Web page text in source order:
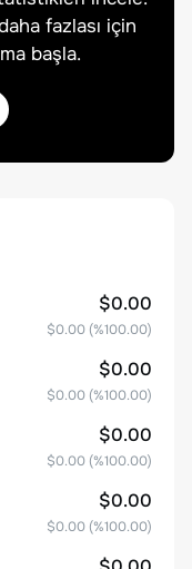
fazlası için
başla.
$0.00
$0.00 (%100.00)
$0.00
$0.00 (%100.00)
$0.00
$0.00 (%100.00)
$0.00
$0.00 (%100.00)